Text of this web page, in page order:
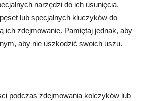
narzędzi do ich usunięcia.
lub specjalnych kluczyków do
ich zdejmowanie. Pamiętaj jednak, aby
aby nie uszkodzić swoich uszu.
podczas zdejmowania kolczyków lub